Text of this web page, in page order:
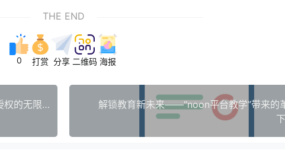
THE END
0 打赏 分享 二维码 海报
开启商业新纪元——deepdiveintonoon平台授权的无限可能
解锁教育新未来——“noon平台教学”带来的